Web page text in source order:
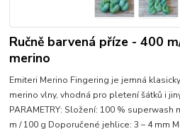
Ručně barvená příze - 400
merino
Emiteri Merino Fingering je jemná
merino vlny, vhodná pro pletení šátků i
PARAMETRY: Složení: 100 %
m / 100 g Doporučené jehlice: 3 – 4 mm